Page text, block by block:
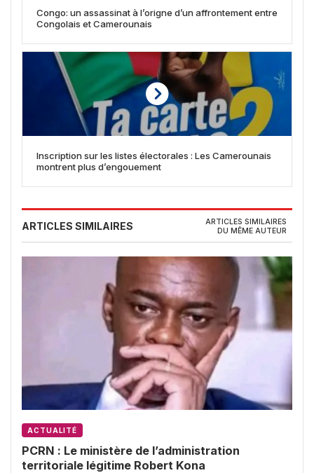
Congo: un assassinat à l’origne d’un affrontement entre
Congolais et Camerounais
Inscription sur les listes électorales : Les Camerounais
montrent plus d’engouement
ARTICLES SIMILAIRES
ARTICLES SIMILAIRES
DU MÊME AUTEUR
ACTUALITÉ
PCRN : Le ministère de l’administration
territoriale légitime Robert Kona